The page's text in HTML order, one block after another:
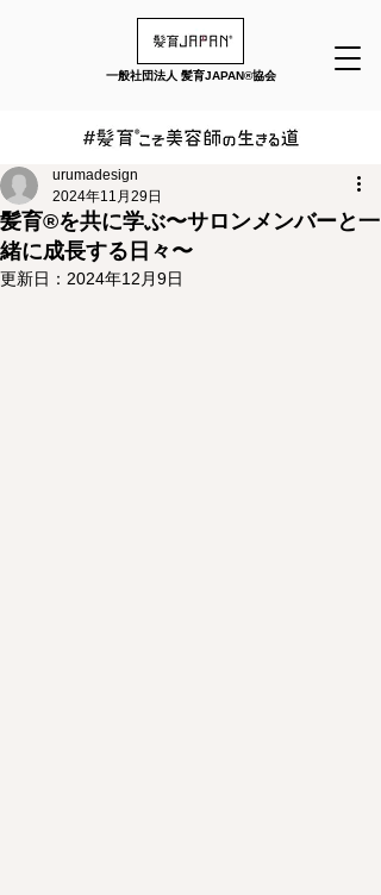
一般社団法人 髪育JAPAN®︎協会
髪育®︎を共に学ぶ〜サロンメンバーと一
緒に成長する日々〜
urumadesign
2024年11月29日
更新日： 2024年12月9日